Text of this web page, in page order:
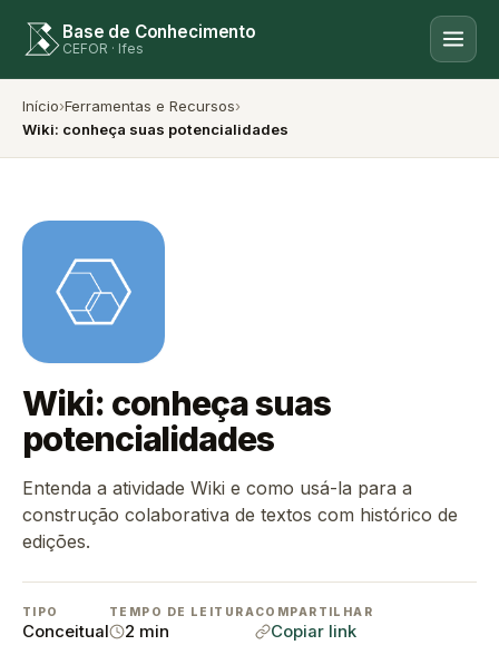
Base de Conhecimento
CEFOR · Ifes
Início›Ferramentas e Recursos›
Wiki: conheça suas potencialidades
Wiki: conheça suas
potencialidades
Entenda a atividade Wiki e como usá-la para a
construção colaborativa de textos com histórico de
edições.
TIPO
Conceitual
TEMPO DE LEITURA
2 min
COMPARTILHAR
Copiar link